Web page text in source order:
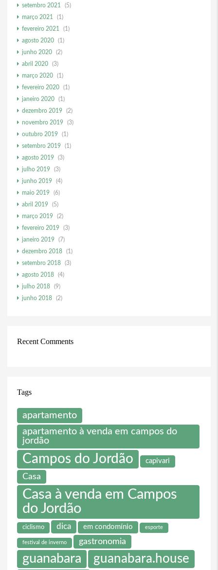
setembro 2021
(5)
março 2021
(1)
fevereiro 2021
(1)
agosto 2020
(1)
junho 2020
(2)
abril 2020
(3)
março 2020
(1)
fevereiro 2020
(1)
janeiro 2020
(1)
dezembro 2019
(2)
novembro 2019
(3)
outubro 2019
(1)
setembro 2019
(1)
agosto 2019
(3)
julho 2019
(3)
junho 2019
(4)
maio 2019
(6)
abril 2019
(5)
março 2019
(2)
fevereiro 2019
(3)
janeiro 2019
(7)
dezembro 2018
(1)
setembro 2018
(3)
agosto 2018
(4)
julho 2018
(9)
junho 2018
(2)
Recent Comments
Tags
apartamento
apartamento à venda em campos do
jordão
Campos do Jordão capivari
Casa
Casa à venda em Campos
do Jordão
ciclismo dica em condomínio esporte
festival de inverno gastronomia
guanabara guanabara.house